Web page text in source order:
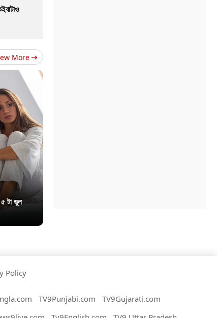
More
টা ভুল
Policy
TV9Punjabi.com
TV9Gujarati.com